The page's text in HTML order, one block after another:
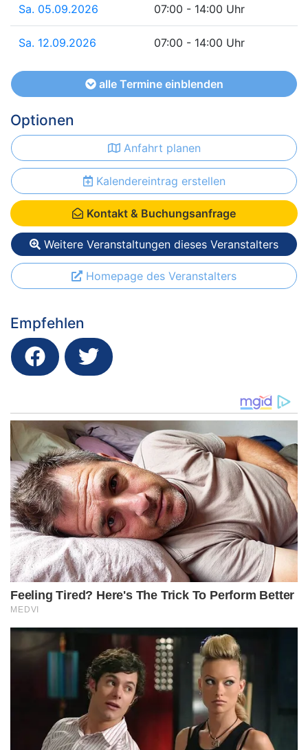
Sa. 05.09.2026 07:00 - 14:00 Uhr
Sa. 12.09.2026 07:00 - 14:00 Uhr
alle Termine einblenden
Optionen
Anfahrt planen
Kalendereintrag erstellen
Kontakt & Buchungsanfrage
Weitere Veranstaltungen dieses Veranstalters
Homepage des Veranstalters
Empfehlen